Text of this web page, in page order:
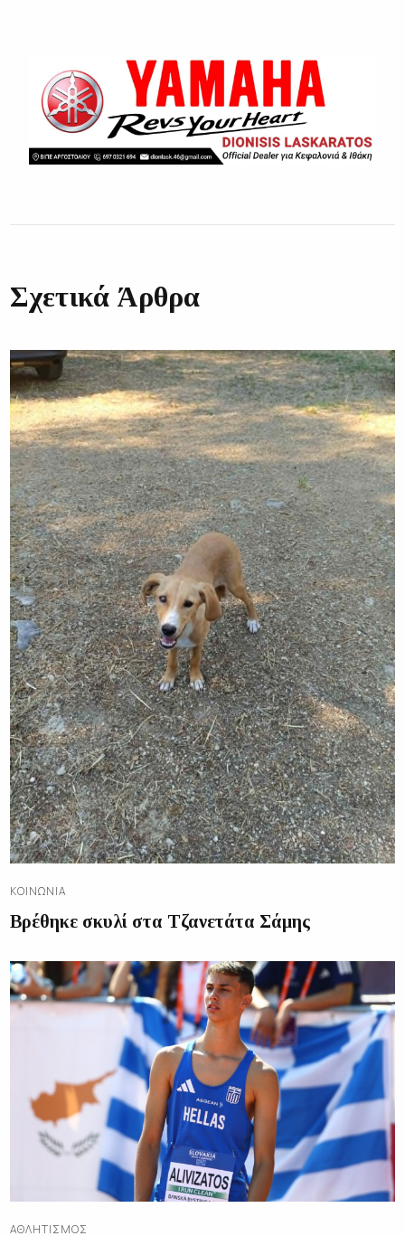
Σχετικά Άρθρα
ΚΟΙΝΩΝΊΑ
Βρέθηκε σκυλί στα Τζανετάτα Σάμης
ΑΘΛΗΤΙΣΜΌΣ